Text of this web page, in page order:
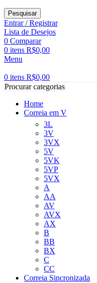
Pesquisar
Entrar / Registrar
Lista de Desejos
0 Comparar
0 itens R$0,00
Menu
0 itens R$0,00
Procurar categorias
Home
Correia em V
3L
3V
3VX
5V
5VK
5VP
5VX
A
AA
AV
AVX
AX
B
BB
BX
C
CC
Correia Sincronizada